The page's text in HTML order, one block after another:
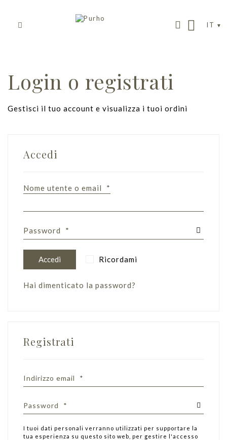
IT
Login o registrati
Gestisci il tuo account e visualizza i tuoi ordini
Accedi
Nome utente o email *
Password *
Accedi Ricordami
Hai dimenticato la password?
Registrati
Indirizzo email *
Password *
I tuoi dati personali verranno utilizzati per supportare la
tua esperienza su questo sito web, per gestire l'accesso